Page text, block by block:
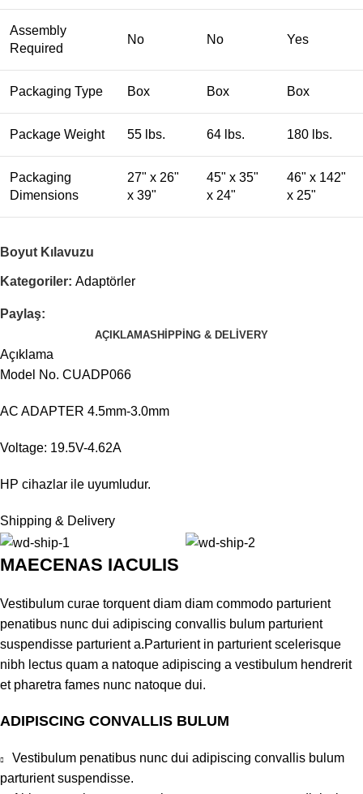
Assembly
Required
No No Yes
Packaging Type Box Box Box
Package Weight 55 lbs. 64 lbs. 180 lbs.
Packaging
Dimensions
27" x 26"
x 39"
45" x 35"
x 24"
46" x 142"
x 25"
Boyut Kılavuzu
Kategoriler: Adaptörler
Paylaş:
AÇIKLAMASHIPPING & DELIVERY
Açıklama
Model No. CUADP066
AC ADAPTER 4.5mm-3.0mm
Voltage: 19.5V-4.62A
HP cihazlar ile uyumludur.
Shipping & Delivery
MAECENAS IACULIS
Vestibulum curae torquent diam diam commodo parturient
penatibus nunc dui adipiscing convallis bulum parturient
suspendisse parturient a.Parturient in parturient scelerisque
nibh lectus quam a natoque adipiscing a vestibulum hendrerit
et pharetra fames nunc natoque dui.
ADIPISCING CONVALLIS BULUM
Vestibulum penatibus nunc dui adipiscing convallis bulum
parturient suspendisse.